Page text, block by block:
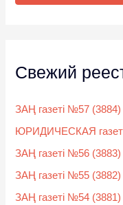
Свежий
ЗАҢ газеті №57
ЮРИДИЧЕСКАЯ
ЗАҢ газеті №56
ЗАҢ газеті №55
ЗАҢ газеті №54